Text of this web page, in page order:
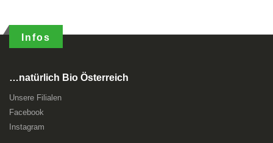
Infos
…natürlich Bio Österreich
Unsere Filialen
Facebook
Instagram